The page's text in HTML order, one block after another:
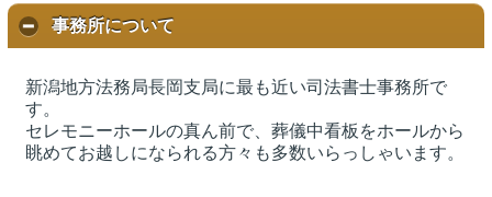
事務所について
新潟地方法務局長岡支局に最も近い司法書士事務所で
す。
セレモニーホールの真ん前で、葬儀中看板をホールから
眺めてお越しになられる方々も多数いらっしゃいます。